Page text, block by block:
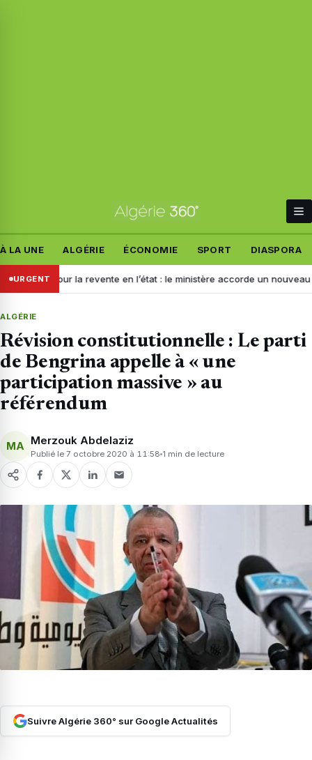
À LA UNE ALGÉRIE ÉCONOMIE SPORT DIASPORA
URGENT
pour la revente en l’état : le ministère accorde un nouveau
ALGÉRIE
Révision constitutionnelle : Le parti
de Bengrina appelle à « une
participation massive » au
référendum
MA Merzouk Abdelaziz
Publié le 7 octobre 2020 à 11:58 1 min de lecture
Suivre Algérie 360° sur Google Actualités